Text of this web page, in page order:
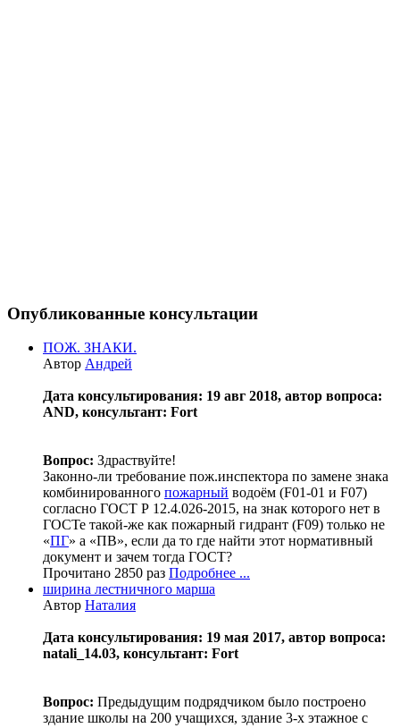
Опубликованные консультации
ПОЖ. ЗНАКИ.
Автор Андрей
Дата консультирования: 19 авг 2018, автор вопроса:
AND, консультант: Fort
Вопрос: Здраствуйте!
Законно-ли требование пож.инспектора по замене знака
комбинированного пожарный водоём (F01-01 и F07)
согласно ГОСТ Р 12.4.026-2015, на знак которого нет в
ГОСТе такой-же как пожарный гидрант (F09) только не
«ПГ» а «ПВ», если да то где найти этот нормативный
документ и зачем тогда ГОСТ?
Прочитано 2850 раз Подробнее ...
ширина лестничного марша
Автор Наталия
Дата консультирования: 19 мая 2017, автор вопроса:
natali_14.03, консультант: Fort
Вопрос: Предыдущим подрядчиком было построено
здание школы на 200 учащихся, здание 3-х этажное с